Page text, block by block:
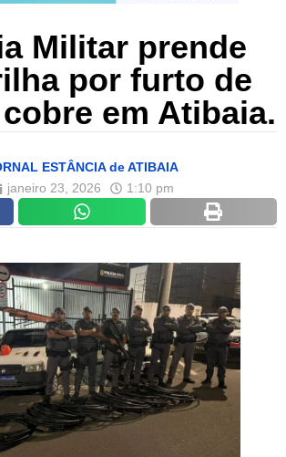
Militar prende
por furto de
em Atibaia.
ESTÂNCIA de ATIBAIA
janeiro 23, 2026
1:10 pm